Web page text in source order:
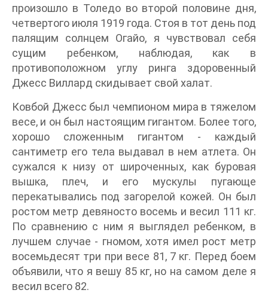
произошло в Толедо во второй половине дня,
четвертого июля 1919 года. Стоя в тот день под
палящим солнцем Огайо, я чувствовал себя
сущим ребенком, наблюдая, как в
противоположном углу ринга здоровенный
Джесс Виллард скидывает свой халат.
Ковбой Джесс был чемпионом мира в тяжелом
весе, и он был настоящим гигантом. Более того,
хорошо сложенным гигантом - каждый
сантиметр его тела выдавал в нем атлета. Он
сужался к низу от широченных, как буровая
вышка, плеч, и его мускулы пугающе
перекатывались под загорелой кожей. Он был
ростом метр девяносто восемь и весил 111 кг.
По сравнению с ним я выглядел ребенком, в
лучшем случае - гномом, хотя имел рост метр
восемьдесят три при весе 81, 7 кг. Перед боем
объявили, что я вешу 85 кг, но на самом деле я
весил всего 82.